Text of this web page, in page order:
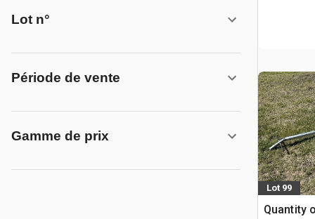
Lot n°
Période de vente
Gamme de prix
Lot 99
Quantity